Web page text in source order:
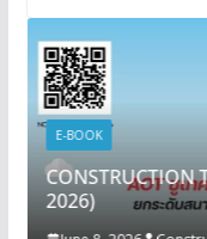
E-BOOK
CONSTRUCTION
2026)